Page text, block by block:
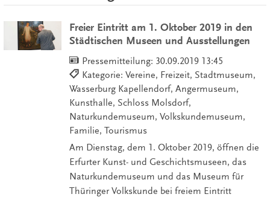
Freier Eintritt am 1. Oktober 2019 in den
Städtischen Museen und Ausstellungen
Pressemitteilung: 30.09.2019 13:45
Kategorie: Vereine, Freizeit, Stadtmuseum,
Wasserburg Kapellendorf, Angermuseum,
Kunsthalle, Schloss Molsdorf,
Naturkundemuseum, Volkskundemuseum,
Familie, Tourismus
Am Dienstag, dem 1. Oktober 2019, öffnen die
Erfurter Kunst- und Geschichtsmuseen, das
Naturkundemuseum und das Museum für
Thüringer Volkskunde bei freiem Eintritt